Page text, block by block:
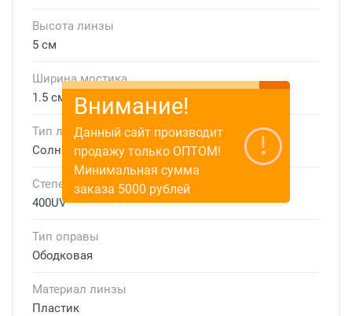
Высота линзы
5 см
Ширина мостика
1.5 см
Тип линзы
Солнцезащитные
Степень защиты
400UV
Тип оправы
Ободковая
Материал линзы
Пластик
Внимание!
Данный сайт производит
продажу только ОПТОМ!
Минимальная сумма
заказа 5000 рублей